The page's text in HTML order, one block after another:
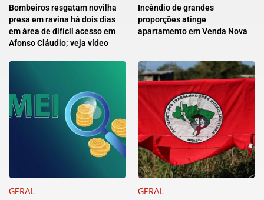
Bombeiros resgatam novilha
presa em ravina há dois dias
em área de difícil acesso em
Afonso Cláudio; veja vídeo
Incêndio de grandes
proporções atinge
apartamento em Venda Nova
GERAL GERAL